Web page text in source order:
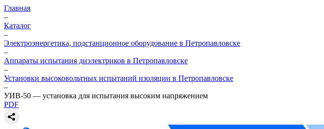
Главная
–
Каталог
–
Электроэнергетика, подстанционное оборудование в Петропавловске
–
Аппараты испытания диэлектриков в Петропавловске
–
Установки высоковольтных испытаний изоляции в Петропавловске
–
УИВ-50 — установка для испытания высоким напряжением
PDF